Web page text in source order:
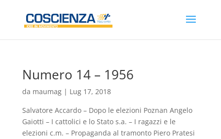
Numero 14 – 1956
da maumag| Lug 17, 2018
Salvatore Accardo – Dopo le elezioni Poznan Angelo
Gaiotti – I cattolici e lo Stato s.a. – I ragazzi e le
elezioni c.m. – Propaganda al tramonto Piero Pratesi